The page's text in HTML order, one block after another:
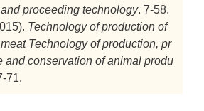
proceeding technology. 7-58.
Technology of production of
Technology of production, pr
and conservation of animal produ
71.